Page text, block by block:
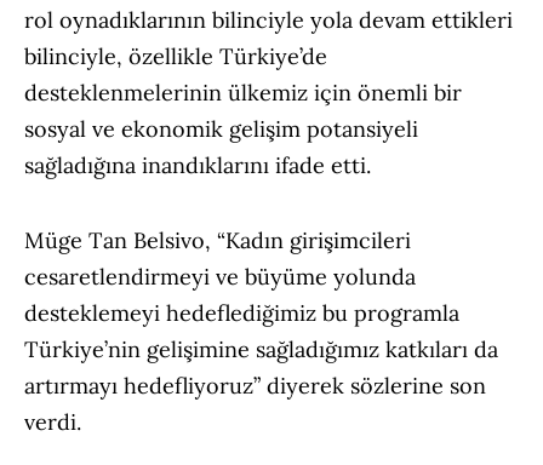
rol oynadıklarının bilinciyle yola devam ettikleri
bilinciyle, özellikle Türkiye’de
desteklenmelerinin ülkemiz için önemli bir
sosyal ve ekonomik gelişim potansiyeli
sağladığına inandıklarını ifade etti.
Müge Tan Belsivo, “Kadın girişimcileri
cesaretlendirmeyi ve büyüme yolunda
desteklemeyi hedeflediğimiz bu programla
Türkiye’nin gelişimine sağladığımız katkıları da
artırmayı hedefliyoruz” diyerek sözlerine son
verdi.